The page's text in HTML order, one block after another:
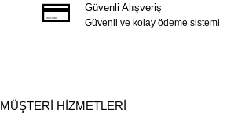
Güvenli Alışveriş
Güvenli ve kolay ödeme sistemi
MÜŞTERİ HİZMETLERİ